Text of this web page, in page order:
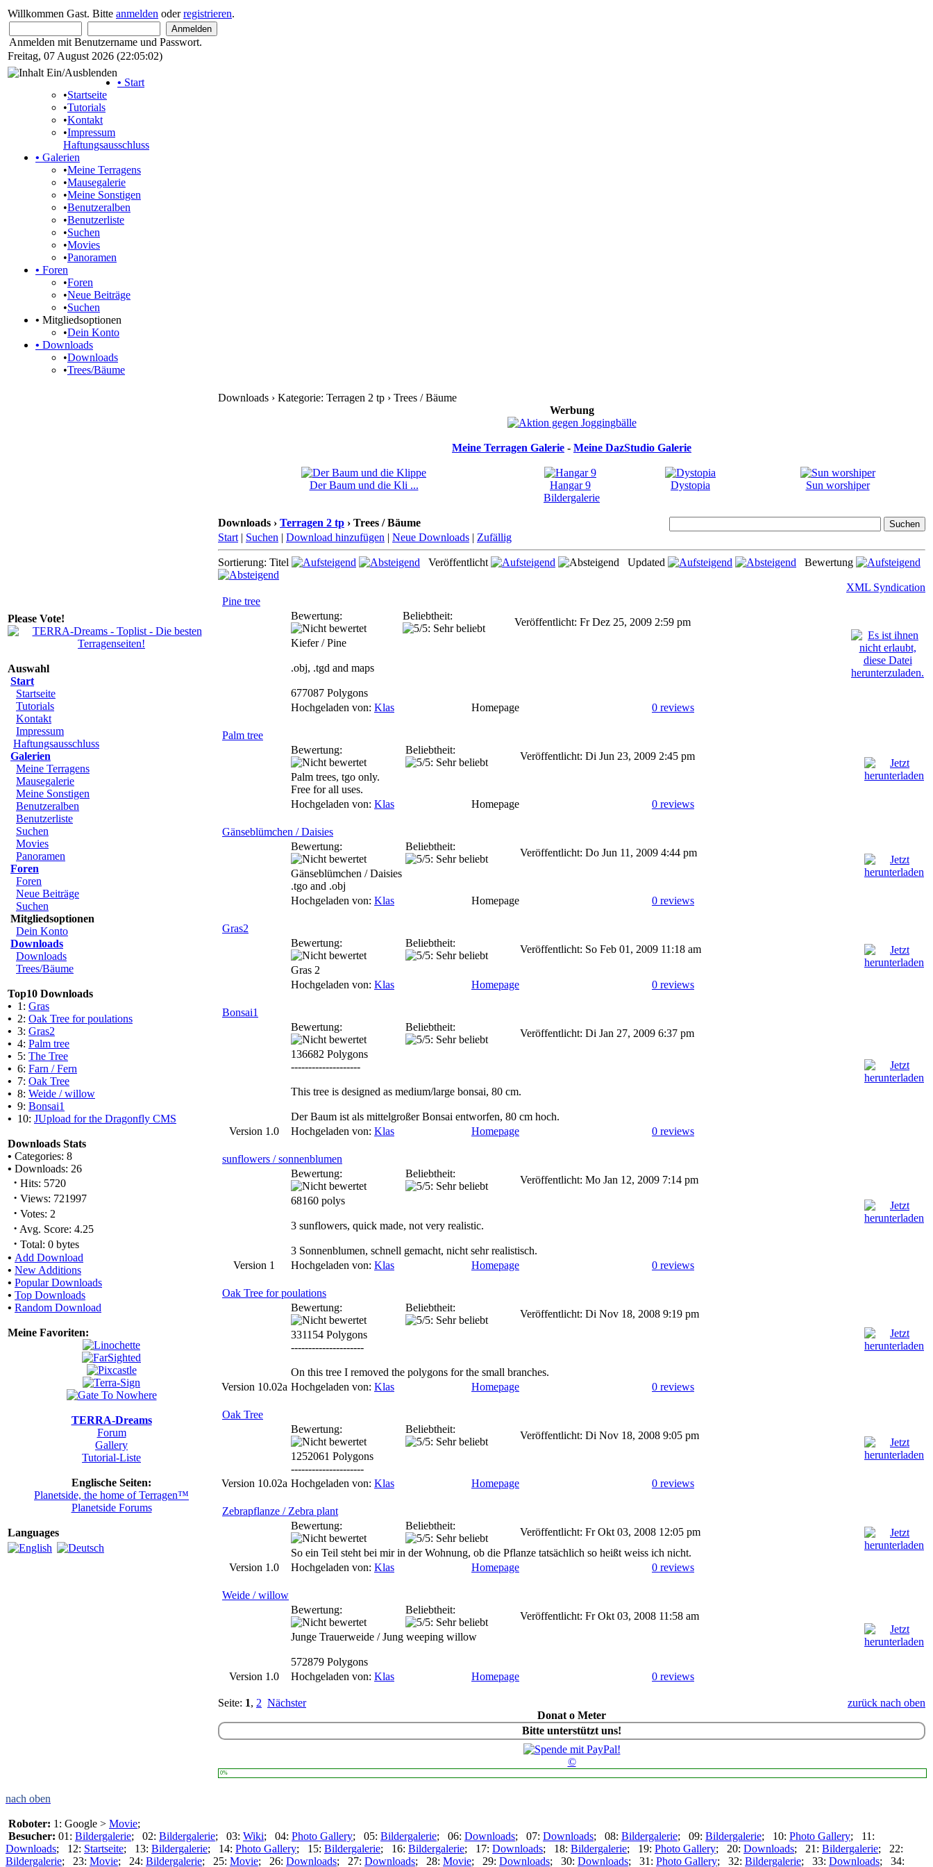
Willkommen Gast. Bitte anmelden oderregistrieren.
Anmelden mit Benutzername und Passwort.
Freitag, 07 August 2026 (22:05:02)
• Start
•Startseite
•Tutorials
•Kontakt
•Impressum
Haftungsausschluss
• Galerien
•Meine Terragens
•Mausegalerie
•Meine Sonstigen
•Benutzeralben
•Benutzerliste
•Suchen
•Movies
•Panoramen
• Foren
•Foren
•Neue Beiträge
•Suchen
• Mitgliedsoptionen
•Dein Konto
• Downloads
•Downloads
•Trees/Bäume
Please Vote!
Auswahl
Start
Startseite
Tutorials
Kontakt
Impressum
Haftungsausschluss
Galerien
Meine Terragens
Mausegalerie
Meine Sonstigen
Benutzeralben
Benutzerliste
Suchen
Movies
Panoramen
Foren
Foren
Neue Beiträge
Suchen
Mitgliedsoptionen
Dein Konto
Downloads
Downloads
Trees/Bäume
Top10 Downloads
• 1: Gras
• 2: Oak Tree for poulations
• 3: Gras2
• 4: Palm tree
• 5: The Tree
• 6: Farn / Fern
• 7: Oak Tree
• 8: Weide / willow
• 9: Bonsai1
• 10: JUpload for the Dragonfly CMS
Downloads Stats
• Categories: 8
• Downloads: 26
· Hits: 5720
· Views: 721997
· Votes: 2
· Avg. Score: 4.25
· Total: 0 bytes
• Add Download
• New Additions
• Popular Downloads
• Top Downloads
• Random Download
Meine Favoriten:
TERRA-Dreams
Forum
Gallery
Tutorial-Liste
Englische Seiten:
Planetside, the home of Terragen™
Planetside Forums
Languages
Downloads › Kategorie: Terragen 2 tp › Trees / Bäume
Werbung
Meine Terragen Galerie - Meine DazStudio Galerie
Der Baum und die Kli ... Hangar 9 Dystopia
Sun worshiper
Bildergalerie
Downloads › Terragen 2 tp › Trees / Bäume
Start | Suchen | Download hinzufügen | Neue Downloads | Zufällig
Sortierung: Titel Veröffentlicht Updated Bewertung
XML Syndication
Pine tree
Bewertung:
Beliebtheit:
Veröffentlicht: Fr Dez 25, 2009 2:59 pm
Kiefer / Pine
.obj, .tgd and maps
677087 Polygons
Hochgeladen von: Klas Homepage 0 reviews
Palm tree
Bewertung:
Beliebtheit:
Veröffentlicht: Di Jun 23, 2009 2:45 pm
Palm trees, tgo only.
Free for all uses.
Hochgeladen von: Klas Homepage 0 reviews
Gänseblümchen / Daisies
Bewertung:
Beliebtheit:
Veröffentlicht: Do Jun 11, 2009 4:44 pm
Gänseblümchen / Daisies
.tgo and .obj
Hochgeladen von: Klas Homepage 0 reviews
Gras2
Bewertung:
Beliebtheit:
Veröffentlicht: So Feb 01, 2009 11:18 am
Gras 2
Hochgeladen von: Klas Homepage 0 reviews
Bonsai1
Bewertung:
Beliebtheit:
Veröffentlicht: Di Jan 27, 2009 6:37 pm
136682 Polygons
--------------------
This tree is designed as medium/large bonsai, 80 cm.
Der Baum ist als mittelgroßer Bonsai entworfen, 80 cm hoch.
Version 1.0
Hochgeladen von: Klas Homepage 0 reviews
sunflowers / sonnenblumen
Bewertung:
Beliebtheit:
Veröffentlicht: Mo Jan 12, 2009 7:14 pm
68160 polys
3 sunflowers, quick made, not very realistic.
3 Sonnenblumen, schnell gemacht, nicht sehr realistisch.
Version 1
Hochgeladen von: Klas Homepage 0 reviews
Oak Tree for poulations
Bewertung:
Beliebtheit:
Veröffentlicht: Di Nov 18, 2008 9:19 pm
331154 Polygons
---------------------
On this tree I removed the polygons for the small branches.
Version 10.02a Hochgeladen von: Klas Homepage 0 reviews
Oak Tree
Bewertung:
Beliebtheit:
Veröffentlicht: Di Nov 18, 2008 9:05 pm
1252061 Polygons
---------------------
Version 10.02a Hochgeladen von: Klas Homepage 0 reviews
Zebrapflanze / Zebra plant
Bewertung:
Beliebtheit:
Veröffentlicht: Fr Okt 03, 2008 12:05 pm
So ein Teil steht bei mir in der Wohnung, ob die Pflanze tatsächlich so heißt weiss ich nicht.
Version 1.0
Hochgeladen von: Klas Homepage 0 reviews
Weide / willow
Bewertung:
Beliebtheit:
Veröffentlicht: Fr Okt 03, 2008 11:58 am
Junge Trauerweide / Jung weeping willow
572879 Polygons
Version 1.0
Hochgeladen von: Klas Homepage 0 reviews
Seite: 1, 2 Nächster
zurück nach oben
Donat o Meter
Bitte unterstützt uns!
©
0%
nach oben
Roboter: 1: Google > Movie;
Besucher: 01: Bildergalerie; 02: Bildergalerie; 03: Wiki; 04: Photo Gallery; 05: Bildergalerie; 06: Downloads; 07: Downloads; 08: Bildergalerie; 09: Bildergalerie; 10: Photo Gallery; 11:
Downloads; 12: Startseite; 13: Bildergalerie; 14: Photo Gallery; 15: Bildergalerie; 16: Bildergalerie; 17: Downloads; 18: Bildergalerie; 19: Photo Gallery; 20: Downloads; 21: Bildergalerie; 22:
Bildergalerie; 23: Movie; 24: Bildergalerie; 25: Movie; 26: Downloads; 27: Downloads; 28: Movie; 29: Downloads; 30: Downloads; 31: Photo Gallery; 32: Bildergalerie; 33: Downloads; 34: